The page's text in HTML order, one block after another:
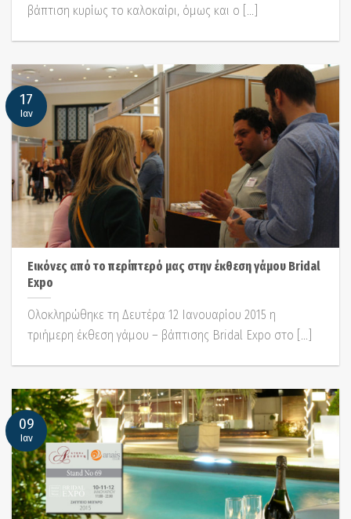
βάπτιση κυρίως το καλοκαίρι, όμως και ο [...]
Εικόνες από το περίπτερό μας στην έκθεση γάμου Bridal
Expo
Ολοκληρώθηκε τη Δευτέρα 12 Ιανουαρίου 2015 η
τριήμερη έκθεση γάμου – βάπτισης Bridal Expo στο [...]
17
Ιαν
09
Ιαν